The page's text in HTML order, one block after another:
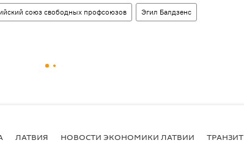
союз свободных профсоюзов Эгил Балдзенс
ЛАТВИЯ НОВОСТИ ЭКОНОМИКИ ЛАТВИИ ТРАНЗИТ